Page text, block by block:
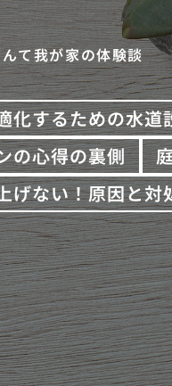
て我が家の体験談
化するための水道
の心得の裏側
げない！原因と対